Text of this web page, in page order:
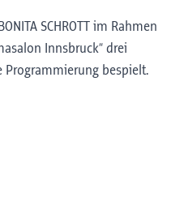
SCHROTT im Rahmen
Innsbruck“ drei
Programmierung bespielt.